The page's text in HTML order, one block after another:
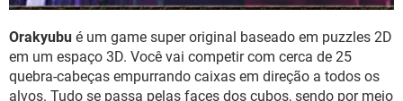
Orakyubu é um game super original baseado em puzzles 2D
em um espaço 3D. Você vai competir com cerca de 25
quebra-cabeças empurrando caixas em direção a todos os
alvos. Tudo se passa pelas faces dos cubos, sendo por meio